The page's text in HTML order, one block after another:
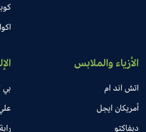
الأزياء والملابس
اتش اند ام
أمريكان ايجل
ديفاكتو